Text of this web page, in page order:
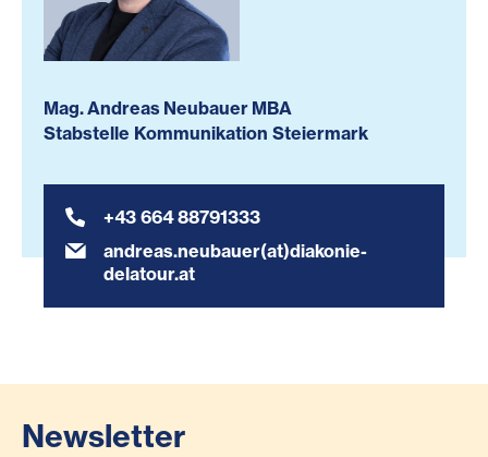
Mag. Andreas Neubauer MBA
Stabstelle Kommunikation Steiermark
+43 664 88791333
andreas.neubauer(at)diakonie-
delatour.at
Newsletter